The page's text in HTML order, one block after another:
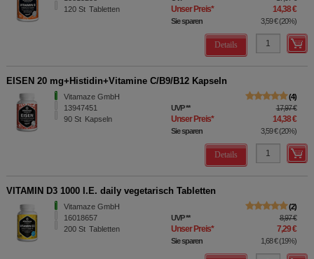
120 St Tabletten Unser Preis* 14,38 €
Sie sparen 3,59 €(20%)
Details
EISEN 20 mg+Histidin+Vitamine C/B9/B12 Kapseln
Vitamaze GmbH
13947451
90 St Kapseln
4
UVP** 17,97 €
Unser Preis* 14,38 €
Sie sparen 3,59 €(20%)
Details
VITAMIN D3 1000 I.E. daily vegetarisch Tabletten
Vitamaze GmbH
16018657
200 St Tabletten
2
UVP** 8,97 €
Unser Preis* 7,29 €
Sie sparen 1,68 €(19%)